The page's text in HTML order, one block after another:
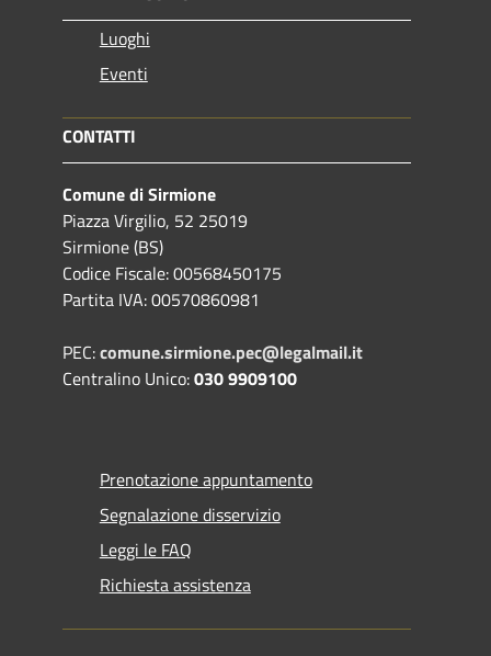
Luoghi
Eventi
CONTATTI
Comune di Sirmione
Piazza Virgilio, 52 25019
Sirmione (BS)
Codice Fiscale: 00568450175
Partita IVA: 00570860981
PEC:comune.sirmione.pec@legalmail.it
Centralino Unico:030 9909100
Prenotazione appuntamento
Segnalazione disservizio
Leggi le FAQ
Richiesta assistenza